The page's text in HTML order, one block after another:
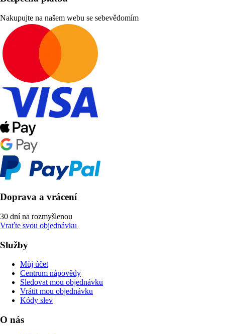
Nakupujte na našem webu se sebevědomím
Doprava a vrácení
30 dní na rozmyšlenou
Vraťte svou objednávku
Služby
Můj účet
Centrum nápovědy
Sledovat mou objednávku
Vrátit mou objednávku
Kódy slev
O nás